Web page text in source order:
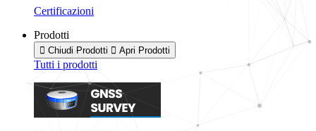
Certificazioni
Prodotti
Chiudi Prodotti Apri Prodotti
Tutti i prodotti